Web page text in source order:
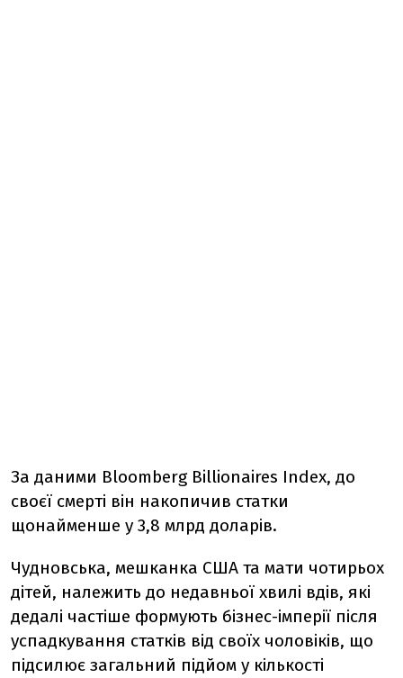
За даними Bloomberg Billionaires Index, до
своєї смерті він накопичив статки
щонайменше у 3,8 млрд доларів.
Чудновська, мешканка США та мати чотирьох
дітей, належить до недавньої хвилі вдів, які
дедалі частіше формують бізнес-імперії після
успадкування статків від своїх чоловіків, що
підсилює загальний підйом у кількості